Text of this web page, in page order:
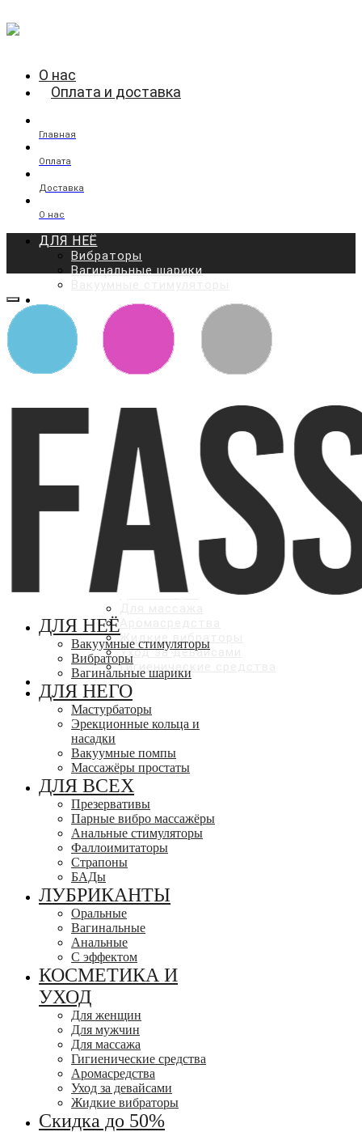
О нас
Оплата и доставка
Главная
Оплата
Доставка
О нас
ДЛЯ НЕЁ
Вибраторы
Вагинальные шарики
ДЛЯ НЕГО
Мастурбаторы
Вакуумные помпы
Массажёры простаты
Эрекционные кольца и
насадки
Фаллоимитаторы
Анальные стимуляторы
Парные вибромассажеры
Страпоны
БАДы
ЛУБРИКАНТЫ
Оральные
Вагинальные
Анальные
С эффектами
КОСМЕТИКА И УХОД
Для мужчин
Для женщин
Жидкие вибраторы
Уход за девайсами
Гигиенические средства
СКИДКИ ДО 50%
ДЛЯ НЕЁ
Вакуумные стимуляторы
Вибраторы
Вагинальные шарики
ДЛЯ НЕГО
Мастурбаторы
Эрекционные кольца и
насадки
Вакуумные помпы
Массажёры простаты
ДЛЯ ВСЕХ
Презервативы
Парные вибро массажёры
Анальные стимуляторы
Фаллоимитаторы
Страпоны
БАДы
ЛУБРИКАНТЫ
Оральные
Вагинальные
Анальные
С эффектом
КОСМЕТИКА И
УХОД
Для женщин
Для мужчин
Для массажа
Гигиенические средства
Аромасредства
Уход за девайсами
Жидкие вибраторы
Скидка до 50%